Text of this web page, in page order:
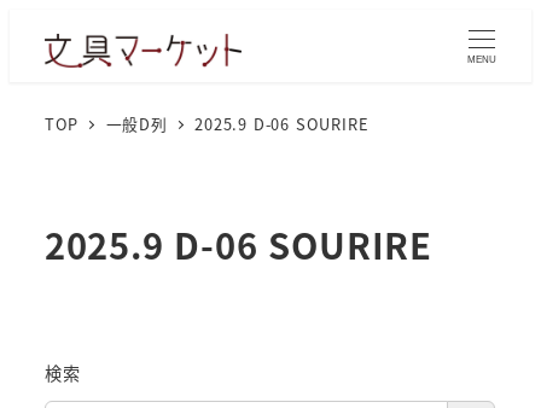
MENU
TOP 一般D列 2025.9 D-06 SOURIRE
2025.9 D-06 SOURIRE
検索